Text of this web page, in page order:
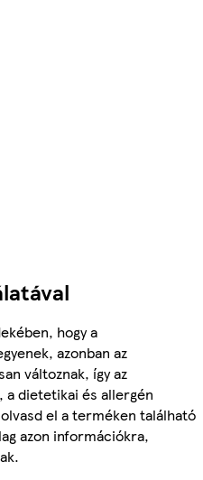
hogy a
azonban az
változnak, így az
a dietetikai és allergén
el a terméken található
azon információkra,